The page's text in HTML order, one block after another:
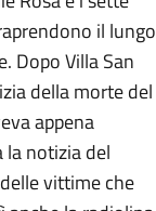
il lungo
Dopo Villa San
della morte del
appena
notizia del
vittime che